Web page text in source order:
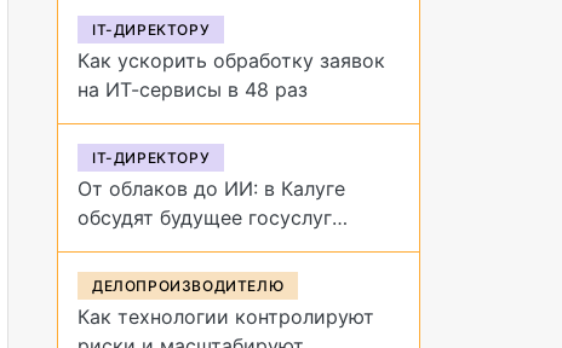
IT-ДИРЕКТОРУ
Как ускорить обработку заявок
на ИТ-сервисы в 48 раз
IT-ДИРЕКТОРУ
От облаков до ИИ: в Калуге
обсудят будущее госуслуг
на форуме «Цифровая
эволюция»
ДЕЛОПРОИЗВОДИТЕЛЮ
Как технологии контролируют